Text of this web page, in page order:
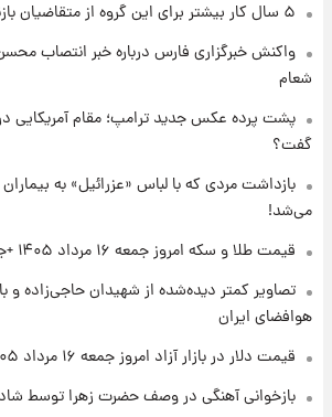
۱ روز پیش
تغییر تند قیمت
امروز پنجشنبه ۱۵ مرداد ۱۴۰۵ +جدول
۱ روز پیش
قیمت طلا و سکه امروز پنجشنبه ۱۵
۱ روز پیش
شد
۵ سال کار بیشتر برای این گروه از متقاضیان بازنشستگی
واکنش خبرگزاری فارس درباره خبر انتصاب
شعام
پشت پرده عکس جدید ترامپ؛ مقام آمریکایی
گفت؟
بازداشت مردی که با لباس «عزرائیل» به
می‌شد!
قیمت طلا و سکه امروز جمعه ۱۶ مرداد ۱۴۰۵ +جدول
تصاویر کمتر دیده‌شده از شهیدان حاجی‌زاده و
هوافضای ایران
قیمت دلار در بازار آزاد امروز جمعه ۱۶ مرداد ۱۴۰۵
بازخوانی آهنگی در وصف حضرت زهرا توسط